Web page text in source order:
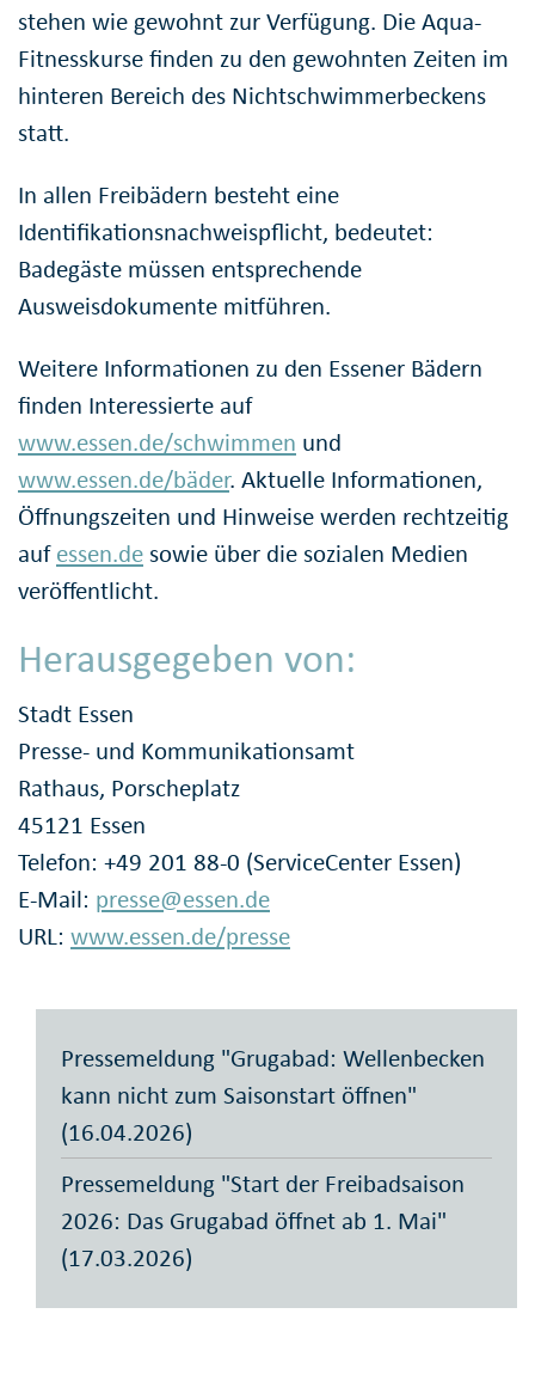
stehen wie gewohnt zur Verfügung. Die Aqua-
Fitnesskurse finden zu den gewohnten Zeiten im
hinteren Bereich des Nichtschwimmerbeckens
statt.
In allen Freibädern besteht eine
Identifikationsnachweispflicht, bedeutet:
Badegäste müssen entsprechende
Ausweisdokumente mitführen.
Weitere Informationen zu den Essener Bädern
finden Interessierte auf
www.essen.de/schwimmen und
www.essen.de/bäder. Aktuelle Informationen,
Öffnungszeiten und Hinweise werden rechtzeitig
aufessen.desowie über die sozialen Medien
veröffentlicht.
Herausgegeben von:
Stadt Essen
Presse- und Kommunikationsamt
Rathaus, Porscheplatz
45121 Essen
Telefon: +49 201 88-0 (ServiceCenter Essen)
E-Mail: presse@essen.de
URL: www.essen.de/presse
Pressemeldung "Grugabad: Wellenbecken
kann nicht zum Saisonstart öffnen"
(16.04.2026)
Pressemeldung "Start der Freibadsaison
2026: Das Grugabad öffnet ab 1. Mai"
(17.03.2026)